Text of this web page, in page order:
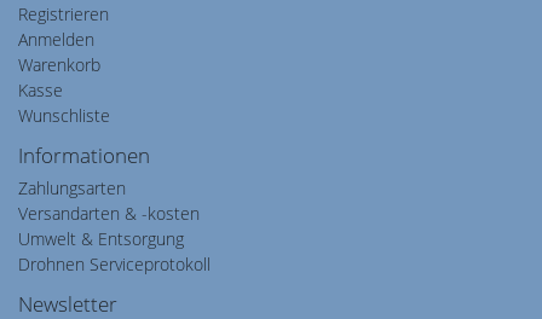
Registrieren
Anmelden
Warenkorb
Kasse
Wunschliste
Informationen
Zahlungsarten
Versandarten & -kosten
Umwelt & Entsorgung
Drohnen Serviceprotokoll
Newsletter